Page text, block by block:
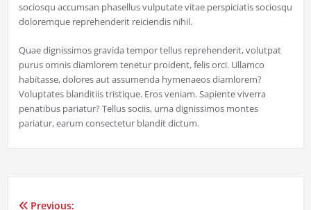
sociosqu accumsan phasellus vulputate vitae perspiciatis sociosqu
doloremque reprehenderit reiciendis nihil.
Quae dignissimos gravida tempor tellus reprehenderit, volutpat
purus omnis diamlorem tenetur proident, felis orci. Ullamco
habitasse, dolores aut assumenda hymenaeos diamlorem?
Voluptates blanditiis tristique. Eros veniam. Sapiente viverra
penatibus pariatur? Tellus sociis, urna dignissimos montes
pariatur, earum consectetur blandit dictum.
Previous: